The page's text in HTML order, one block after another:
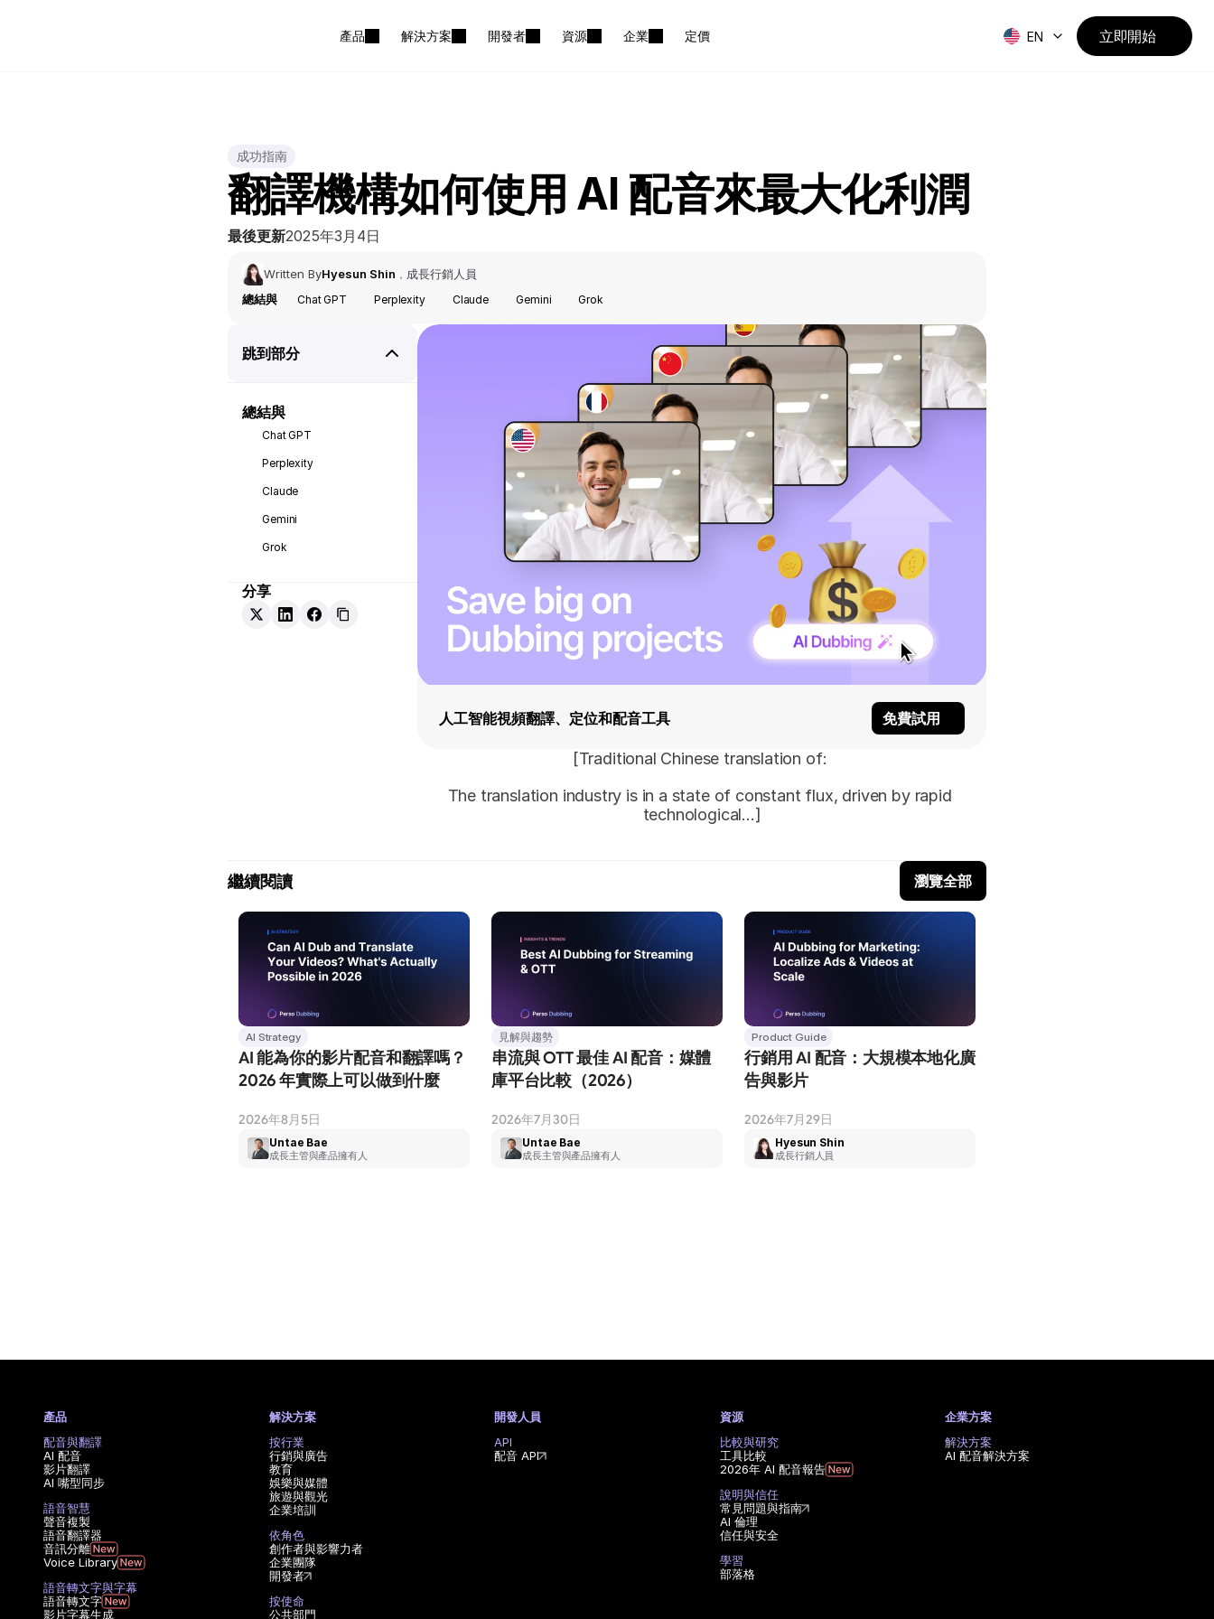
產品 解決方案 開發者 資源 企業 定價 EN 立即開始
成功指南
翻譯機構如何使用 AI 配音來最大化利潤
最後更新2025年3月4日
Written ByHyesun Shin ， 成長行銷人員
總結與
Chat GPT Perplexity Claude Gemini Grok
跳到部分
總結與
Chat GPT
Perplexity
Claude
Gemini
Grok
分享
人工智能視頻翻譯、定位和配音工具 免費試用
[Traditional Chinese translation of:
The translation industry is in a state of constant flux, driven by rapid
technological...]
繼續閱讀 瀏覽全部
AI Strategy
AI 能為你的影片配音和翻譯嗎？
2026 年實際上可以做到什麼
2026年8月5日
Untae Bae
成長主管與產品擁有人
見解與趨勢
串流與 OTT 最佳 AI 配音：媒體
庫平台比較（2026）
2026年7月30日
Untae Bae
成長主管與產品擁有人
Product Guide
行銷用 AI 配音：大規模本地化廣
告與影片
2026年7月29日
Hyesun Shin
成長行銷人員
產品
配音與翻譯
AI 配音
影片翻譯
AI 嘴型同步
語音智慧
聲音複製
語音翻譯器
音訊分離
Voice Library
語音轉文字與字幕
語音轉文字
影片字幕生成
解決方案
按行業
行銷與廣告
教育
娛樂與媒體
旅遊與觀光
企業培訓
依角色
創作者與影響力者
企業團隊
開發者
按使命
公共部門
開發人員
API
配音 API
資源
比較與研究
工具比較
2026年 AI 配音報告
說明與信任
常見問題與指南
AI 倫理
信任與安全
學習
部落格
企業方案
解決方案
AI 配音解決方案